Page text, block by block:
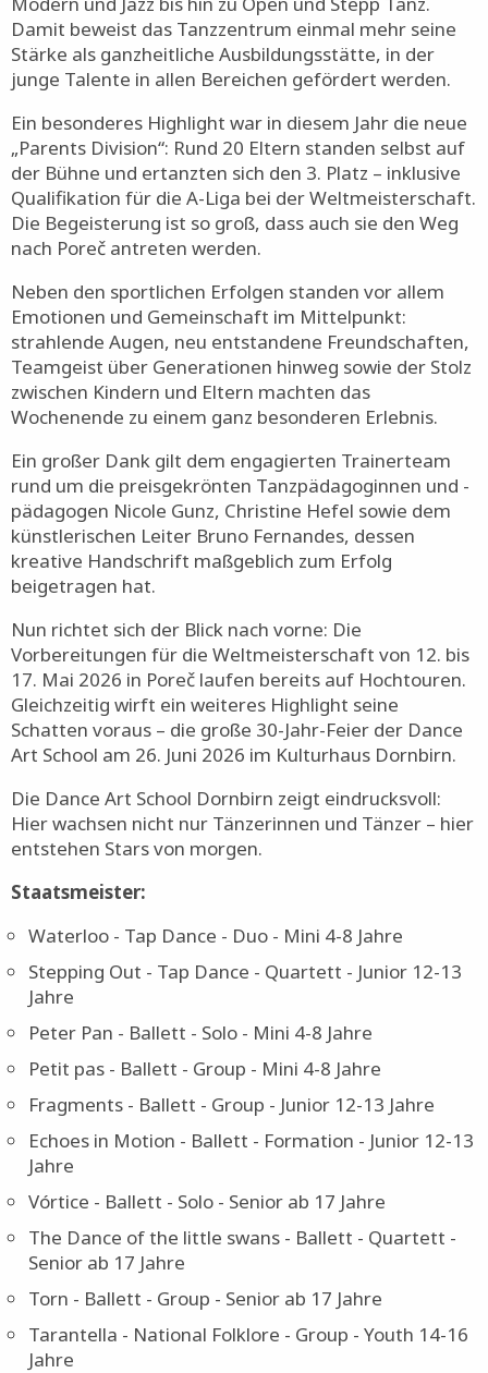
Die Dance Art School überzeugte erneut durch ihre
stilistische Vielfalt – von Ballett über Contemporary
Modern und Jazz bis hin zu Open und Stepp Tanz.
Damit beweist das Tanzzentrum einmal mehr seine
Stärke als ganzheitliche Ausbildungsstätte, in der
junge Talente in allen Bereichen gefördert werden.
Ein besonderes Highlight war in diesem Jahr die neue
„Parents Division“: Rund 20 Eltern standen selbst auf
der Bühne und ertanzten sich den 3. Platz – inklusive
Qualifikation für die A-Liga bei der Weltmeisterschaft.
Die Begeisterung ist so groß, dass auch sie den Weg
nach Poreč antreten werden.
Neben den sportlichen Erfolgen standen vor allem
Emotionen und Gemeinschaft im Mittelpunkt:
strahlende Augen, neu entstandene Freundschaften,
Teamgeist über Generationen hinweg sowie der Stolz
zwischen Kindern und Eltern machten das
Wochenende zu einem ganz besonderen Erlebnis.
Ein großer Dank gilt dem engagierten Trainerteam
rund um die preisgekrönten Tanzpädagoginnen und -
pädagogen Nicole Gunz, Christine Hefel sowie dem
künstlerischen Leiter Bruno Fernandes, dessen
kreative Handschrift maßgeblich zum Erfolg
beigetragen hat.
Nun richtet sich der Blick nach vorne: Die
Vorbereitungen für die Weltmeisterschaft von 12. bis
17. Mai 2026 in Poreč laufen bereits auf Hochtouren.
Gleichzeitig wirft ein weiteres Highlight seine
Schatten voraus – die große 30-Jahr-Feier der Dance
Art School am 26. Juni 2026 im Kulturhaus Dornbirn.
Die Dance Art School Dornbirn zeigt eindrucksvoll:
Hier wachsen nicht nur Tänzerinnen und Tänzer – hier
Waterloo - Tap Dance - Duo - Mini 4-8 Jahre
Stepping Out - Tap Dance - Quartett - Junior 12-13
Jahre
Peter Pan - Ballett - Solo - Mini 4-8 Jahre
Petit pas - Ballett - Group - Mini 4-8 Jahre
Fragments - Ballett - Group - Junior 12-13 Jahre
Echoes in Motion - Ballett - Formation - Junior 12-13
Jahre
Vórtice - Ballett - Solo - Senior ab 17 Jahre
The Dance of the little swans - Ballett - Quartett -
Senior ab 17 Jahre
Torn - Ballett - Group - Senior ab 17 Jahre